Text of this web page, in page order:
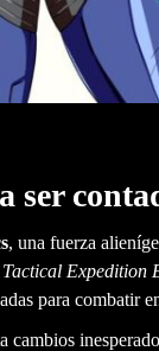
ser
, una fuerza
Expedition
para combatir
cambios